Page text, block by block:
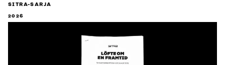
SITRA-SARJA
2026